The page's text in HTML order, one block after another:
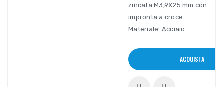
zincata M3,9X25 mm con
impronta a croce.
Materiale: Acciaio ..
ACQUISTA